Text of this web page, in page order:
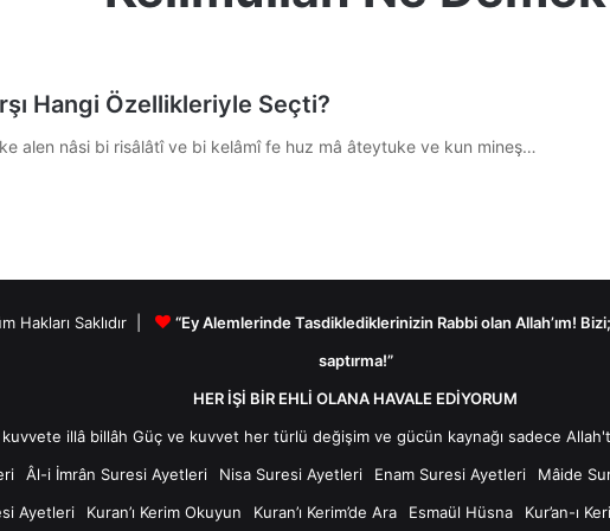
Hangi Özellikleriyle Seçti?
alen nâsi bi risâlâtî ve bi kelâmî fe huz mâ âteytuke ve kun mineş…
Hakları Saklıdır |
“Ey Alemlerinde Tasdiklediklerinizin Rabbi olan Allah’ım!
saptırma!”
HER İŞİ BİR EHLİ OLANA HAVALE EDİYORUM
Âl-i İmrân Suresi Ayetleri Nisa Suresi Ayetleri Enam Suresi Ayetleri Mâide
Ayetleri
Kuran’ı Kerim Okuyun Kuran’ı Kerim’de Ara Esmaül Hüsna Kur’an-ı